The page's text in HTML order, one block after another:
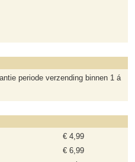
periode verzending binnen 1 á
€ 4,99
€ 6,99